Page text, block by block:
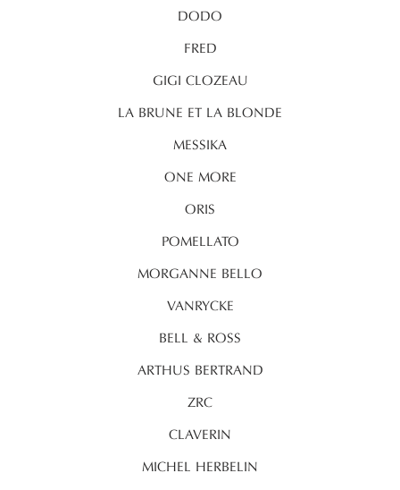
DODO
FRED
GIGI CLOZEAU
LA BRUNE ET LA BLONDE
MESSIKA
ONE MORE
ORIS
POMELLATO
MORGANNE BELLO
VANRYCKE
BELL & ROSS
ARTHUS BERTRAND
ZRC
CLAVERIN
MICHEL HERBELIN